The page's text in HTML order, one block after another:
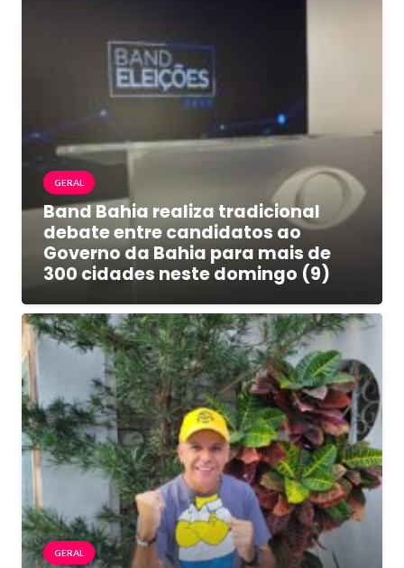
GERAL
Band Bahia realiza tradicional
debate entre candidatos ao
Governo da Bahia para mais de
300 cidades neste domingo (9)
GERAL